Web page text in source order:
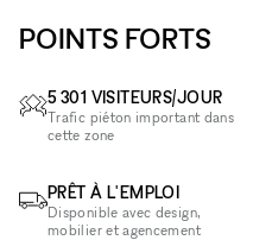
POINTS FORTS
5 301 VISITEURS/JOUR
Trafic piéton important dans
cette zone
PRÊT À L'EMPLOI
Disponible avec design,
mobilier et agencement